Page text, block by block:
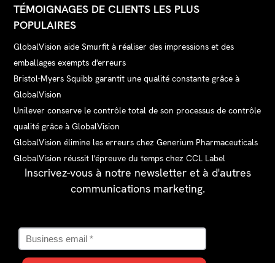
TÉMOIGNAGES DE CLIENTS LES PLUS
POPULAIRES
GlobalVision aide Smurfit à réaliser des impressions et des
emballages exempts d'erreurs
Bristol-Myers Squibb garantit une qualité constante grâce à
GlobalVision
Unilever conserve le contrôle total de son processus de contrôle
qualité grâce à GlobalVision
GlobalVision élimine les erreurs chez Generium Pharmaceuticals
GlobalVision réussit l'épreuve du temps chez CCL Label
Inscrivez-vous à notre newsletter et à d'autres
communications marketing.